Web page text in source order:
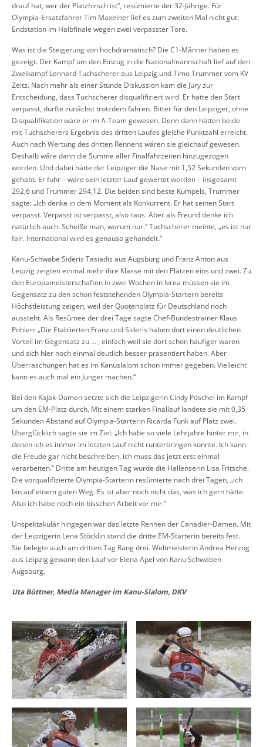
drauf hat, wer der Platzhirsch ist“, resümierte der 32-Jährige. Für
Olympia-Ersatzfahrer Tim Maxeiner lief es zum zweiten Mal nicht gut:
Endstation im Halbfinale wegen zwei verpasster Tore.
Was ist die Steigerung von hochdramatisch? Die C1-Männer haben es
gezeigt. Der Kampf um den Einzug in die Nationalmannschaft lief auf den
Zweikampf Lennard Tuchscherer aus Leipzig und Timo Trummer vom KV
Zeitz. Nach mehr als einer Stunde Diskussion kam die Jury zur
Entscheidung, dass Tuchscherer disqualifiziert wird. Er hatte den Start
verpasst, durfte zunächst trotzdem fahren. Bitter für den Leipziger, ohne
Disqualifikation wäre er im A-Team gewesen. Denn dann hätten beide
mit Tuchscherers Ergebnis des dritten Laufes gleiche Punktzahl erreicht.
Auch nach Wertung des dritten Rennens wären sie gleichauf gewesen.
Deshalb wäre dann die Summe aller Finalfahrzeiten hinzugezogen
worden. Und dabei hätte der Leipziger die Nase mit 1,52 Sekunden vorn
gehabt. Er fuhr – wäre sein letzter Lauf gewertet worden – insgesamt
292,6 und Trummer 294,12. Die beiden sind beste Kumpels, Trummer
sagte: „Ich denke in dem Moment als Konkurrent. Er hat seinen Start
verpasst. Verpasst ist verpasst, also raus. Aber als Freund denke ich
natürlich auch: Scheiße man, warum nur.“ Tuchscherer meinte, „es ist nur
fair. International wird es genauso gehandelt.“
Kanu-Schwabe Sideris Tasiadis aus Augsburg und Franz Anton aus
Leipzig zeigten einmal mehr ihre Klasse mit den Plätzen eins und zwei. Zu
den Europameisterschaften in zwei Wochen in Ivrea müssen sie im
Gegensatz zu den schon feststehenden Olympia-Startern bereits
Höchstleistung zeigen, weil der Quotenplatz für Deutschland noch
aussteht. Als Resümee der drei Tage sagte Chef-Bundestrainer Klaus
Pohlen: „Die Etablierten Franz und Sideris haben dort einen deutlichen
Vorteil im Gegensatz zu … , einfach weil sie dort schon häufiger waren
und sich hier noch einmal deutlich besser präsentiert haben. Aber
Überraschungen hat es im Kanuslalom schon immer gegeben. Vielleicht
kann es auch mal ein Junger machen.“
Bei den Kajak-Damen setzte sich die Leipzigerin Cindy Pöschel im Kampf
um den EM-Platz durch. Mit einem starken Finallauf landete sie mit 0,35
Sekunden Abstand auf Olympia-Starterin Ricarda Funk auf Platz zwei.
Überglücklich sagte sie im Ziel: „Ich habe so viele Lehrjahre hinter mir, in
denen ich es immer im letzten Lauf nicht runterbringen konnte. Ich kann
die Freude gar nicht beschreiben, ich muss das jetzt erst einmal
verarbeiten.“ Dritte am heutigen Tag wurde die Hallenserin Lisa Fritsche.
Die vorqualifizierte Olympia-Starterin resümierte nach drei Tagen, „ich
bin auf einem guten Weg. Es ist aber noch nicht das, was ich gern hätte.
Also ich habe noch ein bisschen Arbeit vor mir.“
Unspektakulär hingegen war das letzte Rennen der Canadier-Damen. Mit
der Leipzigerin Lena Stöcklin stand die dritte EM-Starterin bereits fest.
Sie belegte auch am dritten Tag Rang drei. Weltmeisterin Andrea Herzog
aus Leipzig gewann den Lauf vor Elena Apel von Kanu Schwaben
Augsburg.
Uta Büttner, Media Manager im Kanu-Slalom, DKV